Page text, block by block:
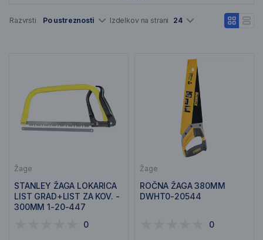
Seznam artiklov
Razvrsti Po ustreznosti Izdelkov na strani 24
Žage
STANLEY ŽAGA LOKARICA
LIST GRAD+LIST ZA KOV. -
300MM 1-20-447
0
Žage
ROČNA ŽAGA 380MM
DWHT0-20544
0